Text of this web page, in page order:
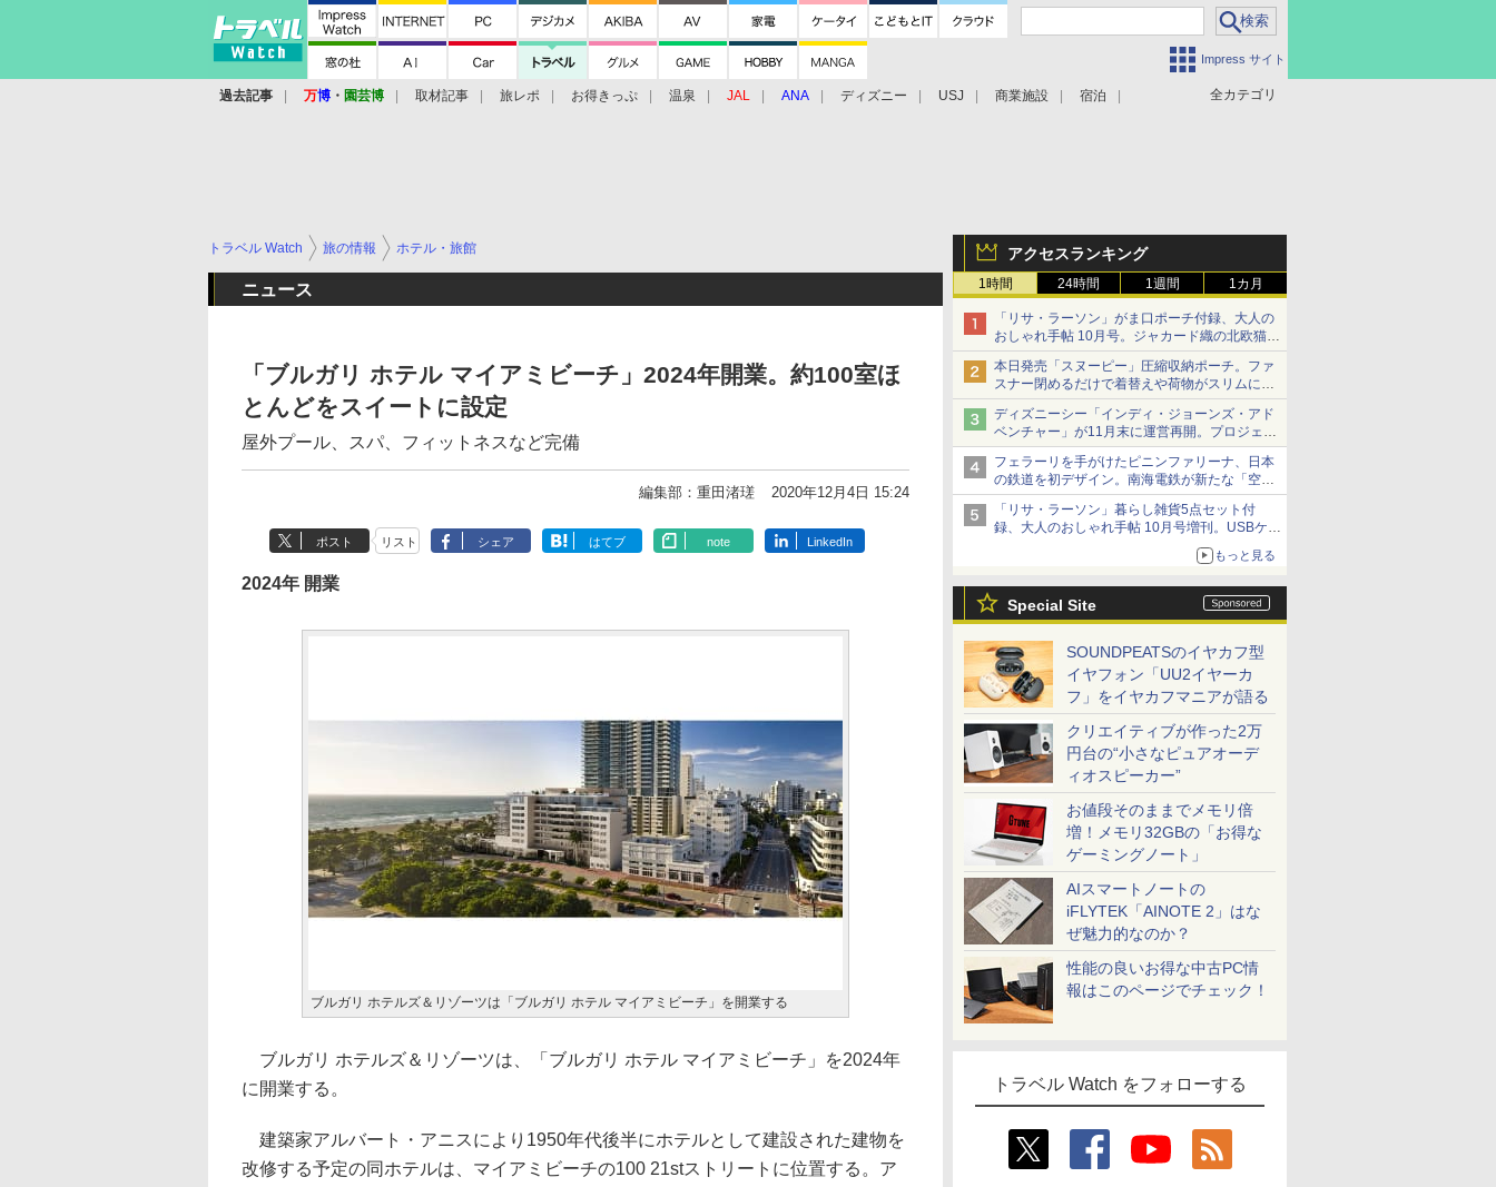
Impress サイト
全カテゴリ
過去記事 万博 ・ 園芸博 取材記事 旅レポ お得きっぷ 温泉 JAL ANA ディズニー USJ 商業施設 宿泊
アクセスランキング
1時間 24時間 1週間 1カ月
「リサ・ラーソン」がま口ポーチ付録、大人の
おしゃれ手帖 10月号。ジャカード織の北欧猫デ
ザイン
本日発売「スヌーピー」圧縮収納ポーチ。ファ
スナー閉めるだけで着替えや荷物がスリムにま
とまる
ディズニーシー「インディ・ジョーンズ・アド
ベンチャー」が11月末に運営再開。プロジェク
ションマッピングを追加、DPAは1500円
フェラーリを手がけたピニンファリーナ、日本
の鉄道を初デザイン。南海電鉄が新たな「空港
特急」をなにわ筋線へ導入
「リサ・ラーソン」暮らし雑貨5点セット付
録、大人のおしゃれ手帖 10月号増刊。USBケー
もっと見る
Special Site
SOUNDPEATSのイヤカフ型
イヤフォン「UU2イヤーカ
フ」をイヤカフマニアが語る
クリエイティブが作った2万
円台の“小さなピュアオーデ
ィオスピーカー”
お値段そのままでメモリ倍
増！メモリ32GBの「お得な
ゲーミングノート」
AIスマートノートの
iFLYTEK「AINOTE 2」はな
ぜ魅力的なのか？
性能の良いお得な中古PC情
報はこのページでチェック！
トラベル Watch をフォローする
トラベル Watch 旅の情報 ホテル・旅館
ニュース
「ブルガリ ホテル マイアミビーチ」2024年開業。約100室ほ
とんどをスイートに設定
屋外プール、スパ、フィットネスなど完備
編集部：重田渚瑳 2020年12月4日 15:24
ポスト リスト シェア はてブ note LinkedIn
2024年 開業
ブルガリ ホテルズ＆リゾーツは「ブルガリ ホテル マイアミビーチ」を開業する
ブルガリ ホテルズ＆リゾーツは、「ブルガリ ホテル マイアミビーチ」を2024年
に開業する。
建築家アルバート・アニスにより1950年代後半にホテルとして建設された建物を
改修する予定の同ホテルは、マイアミビーチの100 21stストリートに位置する。ア